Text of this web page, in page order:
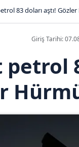
83 doları aştı!
Giriş Tarihi: